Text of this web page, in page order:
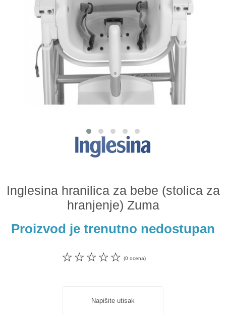
Posteljine, vrećice i baldahini
Odeća i obuća
Igračke za bebe i decu
Inglesina hranilica za bebe (stolica za
hranjenje) Zuma
Proizvod je trenutno nedostupan
☆
☆
☆
☆
☆ (0 ocena)
Napišite utisak